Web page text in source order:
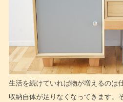
生活を続けていれば物が増えるのは
収納自体が足りなくなってきます。